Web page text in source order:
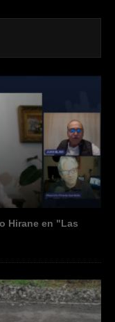
Hirane en "Las